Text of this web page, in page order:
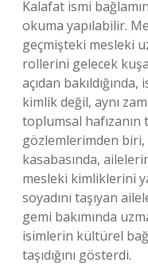
Kalafat ismi
okuma yapılabilir.
geçmişteki mesleki
rollerini gelecek
açıdan
kimlik değil, aynı
toplumsal hafızanın
gözlemlerimden
kasabasında,
mesleki kimliklerini
soyadını taşıyan
gemi bakımında
isimlerin kültürel
taşıdığını gösterdi.